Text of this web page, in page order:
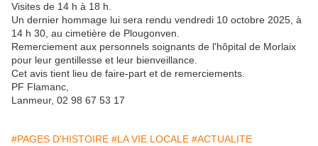
Visites de 14 h à 18 h.
Un dernier hommage lui sera rendu vendredi 10 octobre 2025, à
14 h 30, au cimetière de Plougonven.
Remerciement aux personnels soignants de l'hôpital de Morlaix
pour leur gentillesse et leur bienveillance.
Cet avis tient lieu de faire-part et de remerciements.
PF Flamanc,
Lanmeur, 02 98 67 53 17
#PAGES D'HISTOIRE #LA VIE LOCALE #ACTUALITE